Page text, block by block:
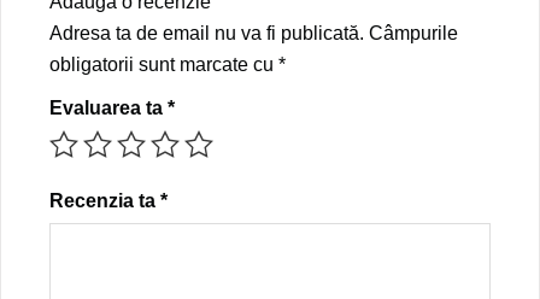
Adresa ta de email nu va fi publicată. Câmpurile
obligatorii sunt marcate cu *
Evaluarea ta *
Recenzia ta *